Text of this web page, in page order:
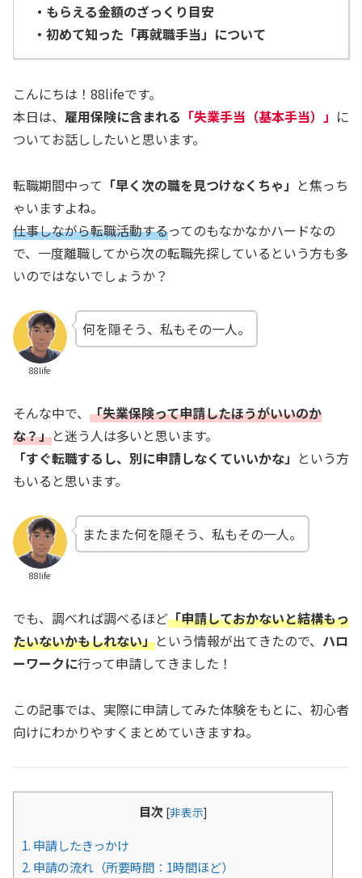
・もらえる金額のざっくり目安
・初めて知った「再就職手当」について
こんにちは！88lifeです。
本日は、 雇用保険に含まれる 「失業手当（基本手当）」 に
ついてお話ししたいと思います。
転職期間中って 「早く次の職を見つけなくちゃ」 と焦っち
ゃいますよね。
仕事しながら転職活動するってのもなかなかハードなの
で、一度離職してから次の転職先探しているという方も多
いのではないでしょうか？
88life
何を隠そう、私もその一人。
そんな中で、 「失業保険って申請したほうがいいのか
な？」と迷う人は多いと思います。
「すぐ転職するし、別に申請しなくていいかな」 という方
もいると思います。
88life
またまた何を隠そう、私もその一人。
でも、調べれば調べるほど「申請しておかないと結構もっ
たいないかもしれない」という情報が出てきたので、 ハロ
ーワークに行って申請してきました！
この記事では、実際に申請してみた体験をもとに、初心者
向けにわかりやすくまとめていきますね。
目次 [非表示]
1. 申請したきっかけ
2. 申請の流れ（所要時間：1時間ほど）